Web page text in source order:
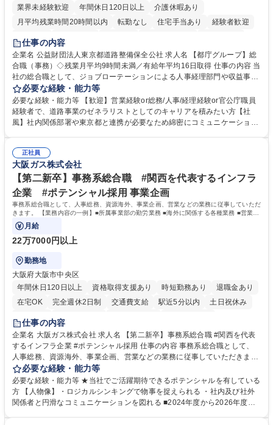
業界未経験歓迎
年間休日120日以上
介護休暇あり
月平均残業時間20時間以内
転勤なし 住宅手当あり
経験者歓迎
研修あり
退職金あり
駅近5分以内
資格取得手当あり 食事補助あり
仕事の内容
企業名 公益財団法人東京都道路整備保全公社 求人名 【都庁グループ】総
合職（事務）◇残業月平均9時間未満／有給年平均16日取得 仕事の内容 当
社の総合職として、ジョブローテーションによる人事経理部門や収益事業
等のフロント部門の部署等幅広い部署での業務をお任せいたします。研修
制度やキャリア支援が充実しております！ ※下記業務詳細 【業務詳細】■
管理部門：広報、人事、経理など当公社の運営に係る管理業務 ■収益部
門：駐車場の新規開拓、管理運営、新宿駅西口広場の「イベントコーナ
道路施設や道路工事現場の見学ツアー事業 ※入社後は上記いずれかの部門
へ配属。※業務内容変更の範囲：会社の定める業務 募集職種 【都庁グル
ープ】総合職（事務）◇残業月平均9時間未満／有給年平均16日取得
必要な経験・能力等
必要な経験・能力等 【歓迎】営業経験or総務/人事/経理経験or官公庁職員
経験者で、道路事業のゼネラリストとしてのキャリアを積みたい方【社
風】社内関係部署や東京都と連携が必要なため綿密にコミュニケーション
部門など多岐に渡る業務を経験できます。 ■様々なプロジェクト：駐車場
事業の他、新宿駅西口広場内に設置された照明を兼ねた広告「ブライトサ
イン」の管理運営を行うなど、事業収益を生み出す活動を積極的に行って
います。 学歴・資格 学歴：大学院 大学 高専 短大 専修学校 高校 語学力：
資格：
正社員
大阪ガス株式会社
【第二新卒】事務系総合職 #関西を代表するインフラ
企業 #ポテンシャル採用 事業企画
事務系総合職として、人事総務、資源海外、事業企画、営業などの業務に従事していただ
きます。 【業務内容の一例】■所属事業部の勤労業務 ■海外に関係する各種業務 ■営業部
門の企画スタッフ、ルート営業
月給
22万7000円以上
勤務地
大阪府大阪市中央区
年間休日120日以上
資格取得支援あり 時短勤務あり
退職金あり
在宅OK
完全週休2日制 交通費支給 駅近5分以内
土日祝休み
服装自由
第二新卒歓迎
仕事の内容
企業名 大阪ガス株式会社 求人名 【第二新卒】事務系総合職 #関西を代表
するインフラ企業 #ポテンシャル採用 仕事の内容 事務系総合職として、
人事総務、資源海外、事業企画、営業などの業務に従事していただきま
す。 【業務内容の一例】■所属事業部の勤労業務 ■海外に関係する各種業
務 ■営業部門の企画スタッフ、ルート営業 【キャリアパス】入社後の配属
ポジションで一定期間ご活躍頂いた後、本人の適性及び将来のキャリアを
鑑みてジョブローテーションを行います。 【育成】OJTでの現場育成や研
必要な経験・能力等
必要な経験・能力等 ★当社でご活躍期待できるポテンシャルを有している
方 【人物像】・ロジカルシンキングで物事を捉えられる ・社内及び社外
関係者と円滑なコミュニケーションを図れる ■2024年度から2026年度ま